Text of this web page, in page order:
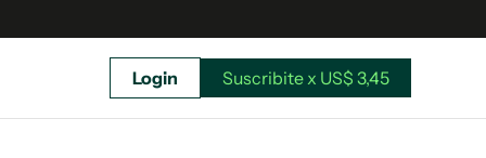
Login Suscribite x US$ 3,45